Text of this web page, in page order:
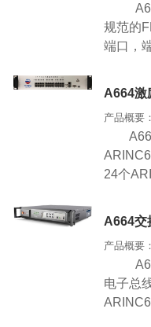
规范的
端口，
卡设计。
少了应用
性、确
求。
A664激
产品概要：
24个
试，完
一致性
总线多
验证及
A664交
产品概要：
电子总